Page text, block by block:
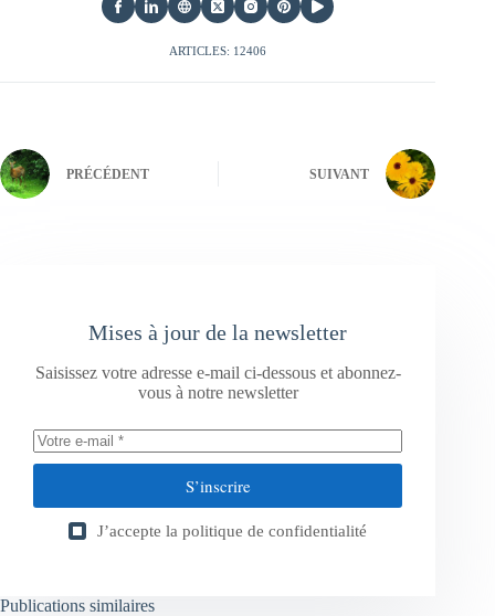
ARTICLES: 12406
PRÉCÉDENT SUIVANT
Mises à jour de la newsletter
Saisissez votre adresse e-mail ci-dessous et abonnez-
vous à notre newsletter
S’inscrire
J’accepte la politique de confidentialité
Publications similaires